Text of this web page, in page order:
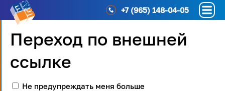
+7 (965) 148-04-05
Переход по внешней
ссылке
Не предупреждать меня больше